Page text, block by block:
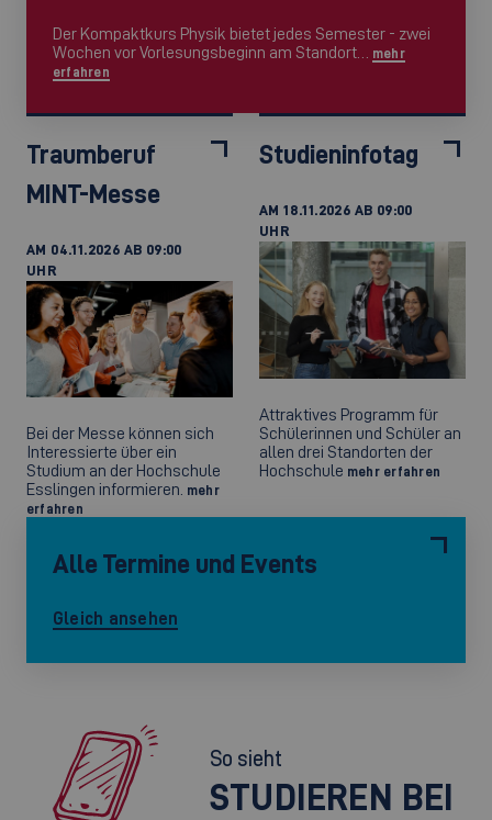
Der Kompaktkurs Physik bietet jedes Semester - zwei
Wochen vor Vorlesungsbeginn am Standort…
mehr
erfahren
Traumberuf
MINT-Messe
AM 04.11.2026 AB 09:00
UHR
Bei der Messe können sich
Interessierte über ein
Studium an der Hochschule
Esslingen informieren.
mehr
erfahren
Studieninfotag
AM 18.11.2026 AB 09:00
UHR
Attraktives Programm für
Schülerinnen und Schüler an
allen drei Standorten der
Hochschule mehr erfahren
Alle Termine und Events
Gleich ansehen
So sieht
STUDIEREN BEI